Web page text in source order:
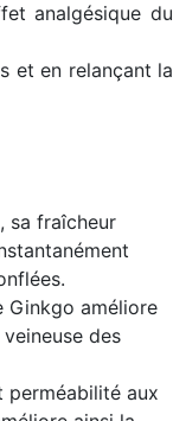
analgésique du
et en relançant la
sa fraîcheur
Ginkgo améliore
des
perméabilité aux